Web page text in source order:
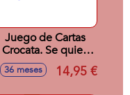
Juego de Cartas
Crocata. Se quien
obtenga más
putos!! Incluye 85
36 meses 14,95 €